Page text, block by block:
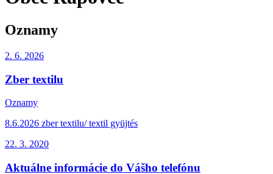
Oznamy
2. 6. 2026
Zber textilu
Oznamy
8.6.2026 zber textilu/ textil gyüjtés
22. 3. 2020
Aktuálne informácie do Vášho telefónu